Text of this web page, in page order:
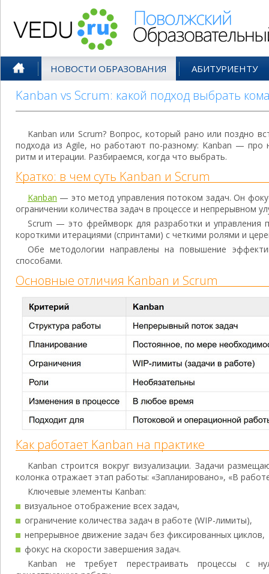
НОВОСТИ ОБРАЗОВАНИЯ АБИТУРИЕНТУ
Kanban vs Scrum: какой подход выбрать
Kanban или Scrum? Вопрос, который рано или поздно
подхода из Agile, но работают по-разному: Kanban —
ритм и итерации. Разбираемся, когда что выбрать.
Кратко: в чем суть Kanban и Scrum
Kanban — это метод управления потоком задач. Он
ограничении количества задач в процессе и непрерывном
Scrum — это фреймворк для разработки и управления
короткими итерациями (спринтами) с четкими ролями и
Обе методологии направлены на повышение
способами.
Основные отличия Kanban и Scrum
Как работает Kanban на практике
Kanban строится вокруг визуализации. Задачи
колонка отражает этап работы: «Запланировано», «В
Ключевые элементы Kanban:
визуальное отображение всех задач,
ограничение количества задач в работе (WIP-лимиты),
непрерывное движение задач без фиксированных циклов,
фокус на скорости завершения задач.
Kanban не требует перестраивать процессы с